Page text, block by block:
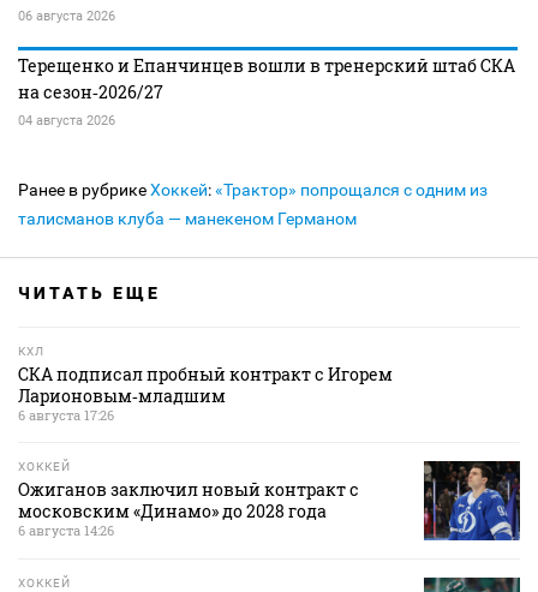
06 августа 2026
Терещенко и Епанчинцев вошли в тренерский штаб СКА
на сезон‑2026/27
04 августа 2026
Ранее в рубрикеХоккей:«Трактор» попрощался с одним из
талисманов клуба — манекеном Германом
ЧИТАТЬ ЕЩЕ
КХЛ
СКА подписал пробный контракт с Игорем
Ларионовым‑младшим
6 августа 17:26
ХОККЕЙ
Ожиганов заключил новый контракт с
московским «Динамо» до 2028 года
6 августа 14:26
ХОККЕЙ